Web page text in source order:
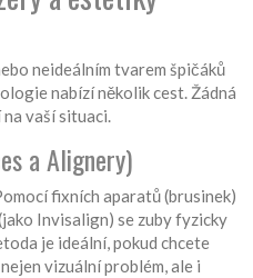
neideálním tvarem špičáků
nabízí několik cest. Žádná
vaší situaci.
a Alignery)
fixních aparatů (brusinek)
Invisalign) se zuby fyzicky
je ideální, pokud chcete
vizuální problém, ale i